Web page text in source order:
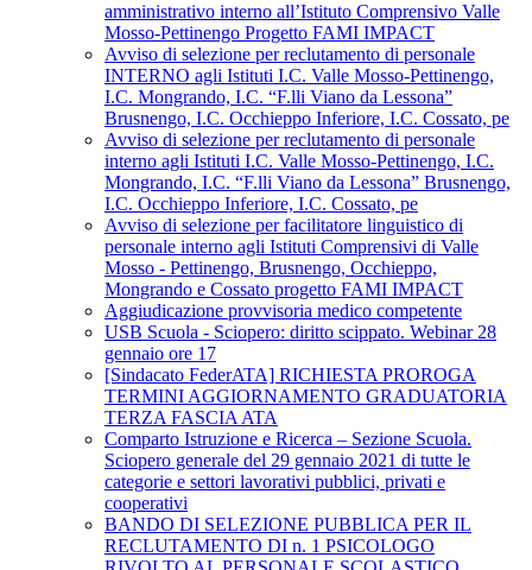
amministrativo interno all’Istituto Comprensivo Valle
Mosso-Pettinengo Progetto FAMI IMPACT
Avviso di selezione per reclutamento di personale
INTERNO agli Istituti I.C. Valle Mosso-Pettinengo,
I.C. Mongrando, I.C. “F.lli Viano da Lessona”
Brusnengo, I.C. Occhieppo Inferiore, I.C. Cossato, pe
Avviso di selezione per reclutamento di personale
interno agli Istituti I.C. Valle Mosso-Pettinengo, I.C.
Mongrando, I.C. “F.lli Viano da Lessona” Brusnengo,
I.C. Occhieppo Inferiore, I.C. Cossato, pe
Avviso di selezione per facilitatore linguistico di
personale interno agli Istituti Comprensivi di Valle
Mosso - Pettinengo, Brusnengo, Occhieppo,
Mongrando e Cossato progetto FAMI IMPACT
Aggiudicazione provvisoria medico competente
USB Scuola - Sciopero: diritto scippato. Webinar 28
gennaio ore 17
[Sindacato FederATA] RICHIESTA PROROGA
TERMINI AGGIORNAMENTO GRADUATORIA
TERZA FASCIA ATA
Comparto Istruzione e Ricerca – Sezione Scuola.
Sciopero generale del 29 gennaio 2021 di tutte le
categorie e settori lavorativi pubblici, privati e
cooperativi
BANDO DI SELEZIONE PUBBLICA PER IL
RECLUTAMENTO DI n. 1 PSICOLOGO